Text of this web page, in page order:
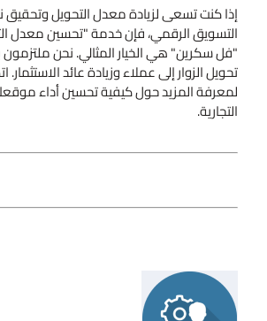
إذا كنت تسعى لزيادة معدل التحويل وتحقيق
"فل سكرين" هي الخيار المثالي. نحن
تحويل الزوار إلى عملاء وزيادة عائد الاستثمار.
لمعرفة المزيد حول كيفية تحسين أداء
التجارية.